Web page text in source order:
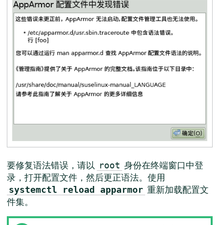
要修复语法错误，请以 root 身份在终端窗口中登
录，打开配置文件，然后更正语法。使用
systemctl reload apparmor 重新加载配置文
件集。